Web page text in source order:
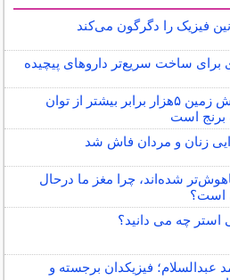
فیزیک را دگرگون می‌کند
برای ساخت سریع‌تر داروهای پیچیده
سرعت گرمایش زمین ۵هزار برابر بیشتر از توان
برنج است
زنان و مردان فاش شد
شده‌اند، چرا مغز ما درحال
است؟
استر چه می دانید؟
عبدالسلام؛ فیزیکدان برجسته و